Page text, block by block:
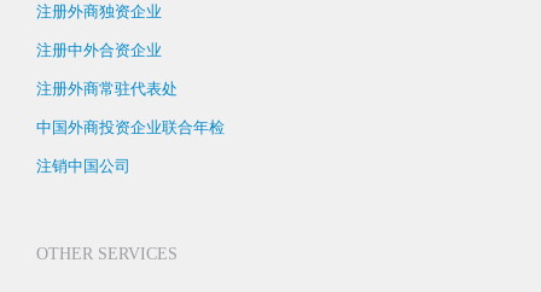
注册外商独资企业
注册中外合资企业
注册外商常驻代表处
中国外商投资企业联合年检
注销中国公司
OTHER SERVICES